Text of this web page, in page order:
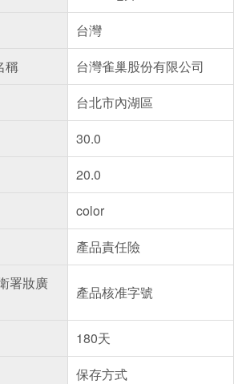
台灣
稱
台灣雀巢股份有限公司
台北市內湖區
30.0
20.0
color
產品責任險
署妝廣
產品核准字號
180天
保存方式